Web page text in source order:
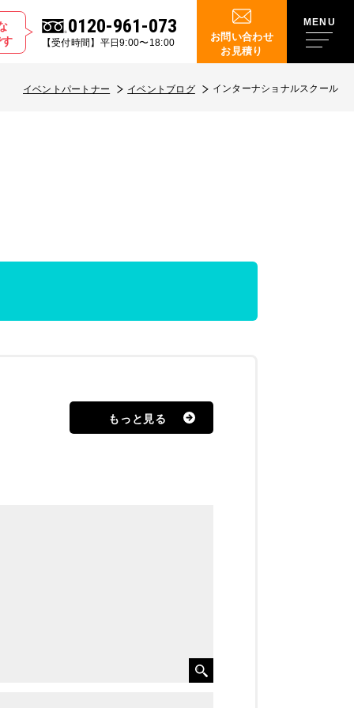
0120-961-073
【受付時間】平日9:00〜18:00
お問い合わせ
お見積り
イベントパートナー イベントブログ インターナショナルスクール
もっと見る